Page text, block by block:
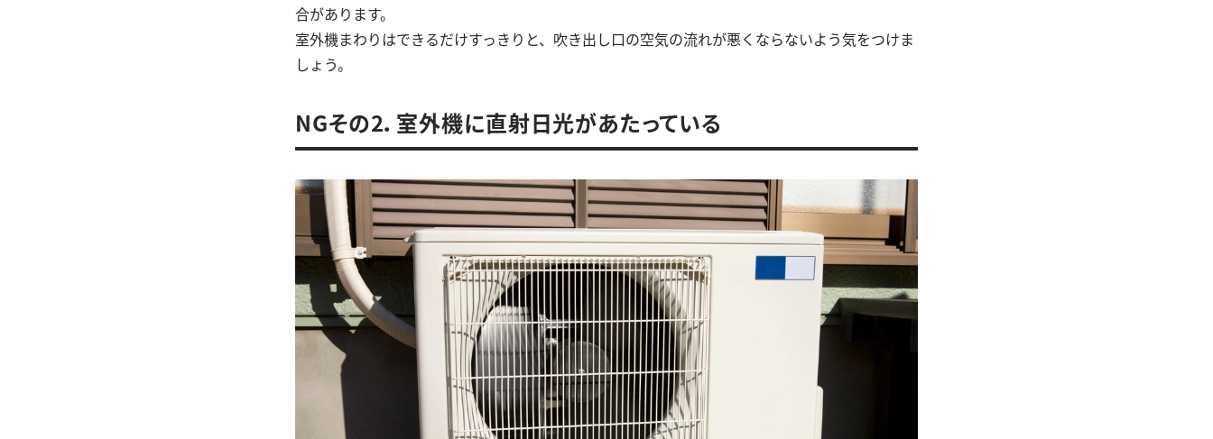
合があります。
室外機まわりはできるだけすっきりと、吹き出し口の空気の流れが悪くならないよう気をつけま
しょう。
NGその2．室外機に直射日光があたっている